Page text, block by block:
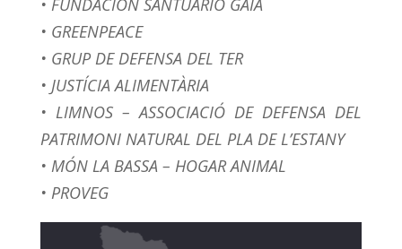
• FUNDACIÓN SANTUARIO GAIA
• GREENPEACE
• GRUP DE DEFENSA DEL TER
• JUSTÍCIA ALIMENTÀRIA
• LIMNOS – ASSOCIACIÓ DE DEFENSA DEL
PATRIMONI NATURAL DEL PLA DE L’ESTANY
• MÓN LA BASSA – HOGAR ANIMAL
• PROVEG